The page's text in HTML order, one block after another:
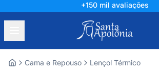
+150 mil avaliações
Cama e Repouso Lençol Térmico